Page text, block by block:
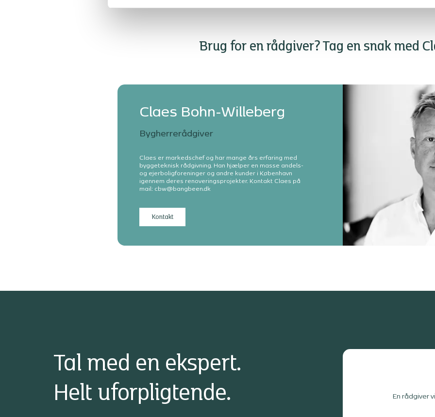
Brug for en rådgiver? Tag en snak med
Claes Bohn-Willeberg
Bygherrerådgiver
Claes er markedschef og har mange års erfaring med
byggeteknisk rådgivning. Han hjælper en masse andels-
og ejerboligforeninger og andre kunder i København
igennem deres renoveringsprojekter. Kontakt Claes på
mail: cbw@bangbeen.dk
Kontakt
Tal med en ekspert.
Helt uforpligtende.
En rådgiver